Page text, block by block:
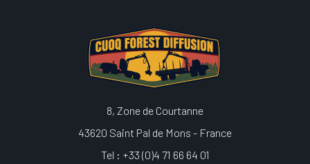
8, Zone de Courtanne
43620 Saint Pal de Mons - France
Tel : +33 (0)4 71 66 64 01